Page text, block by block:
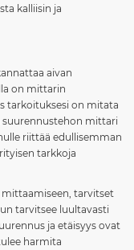
kalliisin ja
aivan
on mittarin
tarkoituksesi on mitata
suurennustehon mittari
riittää edullisemman
tarkkoja
tarvitset
tarvitsee luultavasti
ja etäisyys ovat
harmita